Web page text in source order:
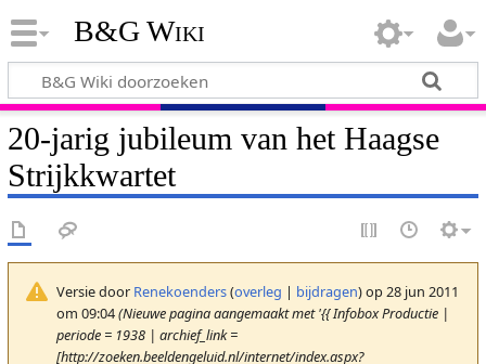
B&G Wiki
20-jarig jubileum van het Haagse
Strijkkwartet
Versie door Renekoenders(overleg | bijdragen)op 28 jun 2011
om 09:04(Nieuwe pagina aangemaakt met '{{ Infobox Productie |
periode = 1938 | archief_link =
[http://zoeken.beeldengeluid.nl/internet/index.aspx?